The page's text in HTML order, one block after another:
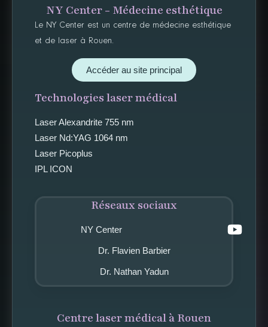
NY Center - Médecine esthétique
Le NY Center est un centre de médecine esthétique
et de laser à Rouen.
Accéder au site principal
Technologies laser médical
Laser Alexandrite 755 nm
Laser Nd:YAG 1064 nm
Laser Picoplus
IPL ICON
Réseaux sociaux
NY Center
Dr. Flavien Barbier
Dr. Nathan Yadun
Centre laser médical à Rouen